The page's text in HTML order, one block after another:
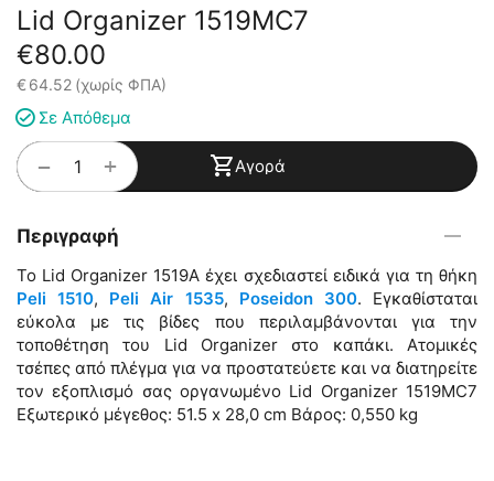
Lid Organizer 1519MC7
€80.00
€64.52 (χωρίς ΦΠΑ)
Σε Απόθεμα
+
− Αγορά
Περιγραφή
Το Lid Organizer 1519A έχει σχεδιαστεί ειδικά για τη θήκη
Peli 1510, Peli Air 1535, Poseidon 300. Εγκαθίσταται
εύκολα με τις βίδες που περιλαμβάνονται για την
τοποθέτηση του Lid Organizer στο καπάκι. Ατομικές
τσέπες από πλέγμα για να προστατεύετε και να διατηρείτε
τον εξοπλισμό σας οργανωμένο Lid Organizer 1519MC7
Εξωτερικό μέγεθος: 51.5 x 28,0 cm Βάρος: 0,550 kg